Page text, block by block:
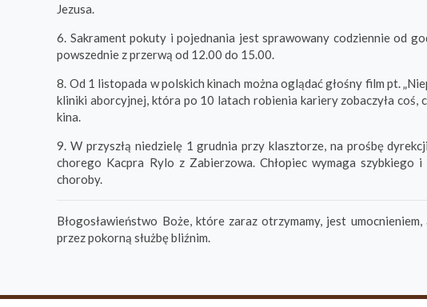
Jezusa.
6. Sakrament pokuty i pojednania jest sprawowany codziennie od
powszednie z przerwą od 12.00 do 15.00.
8. Od 1 listopada w polskich kinach można oglądać głośny film pt.
kliniki aborcyjnej, która po 10 latach robienia kariery zobaczyła coś,
kina.
9. W przyszłą niedzielę 1 grudnia przy klasztorze, na prośbę
chorego Kacpra Rylo z Zabierzowa. Chłopiec wymaga
choroby.
Błogosławieństwo Boże, które zaraz otrzymamy, jest
przez pokorną służbę bliźnim.